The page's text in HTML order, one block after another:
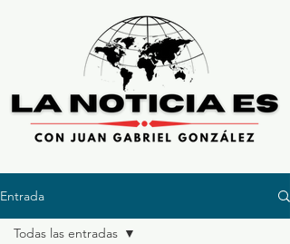
Entrada
Todas las entradas